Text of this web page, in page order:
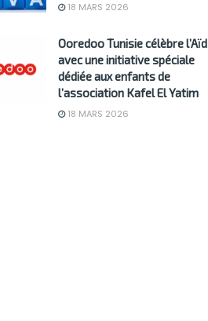
18 MARS 2026
Ooredoo Tunisie célèbre l’Aïd
avec une initiative spéciale
dédiée aux enfants de
l’association Kafel El Yatim
18 MARS 2026